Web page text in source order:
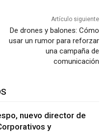
Artículo siguiente
De drones y balones: Cómo
usar un rumor para reforzar
una campaña de
comunicación
nuevo director de
y